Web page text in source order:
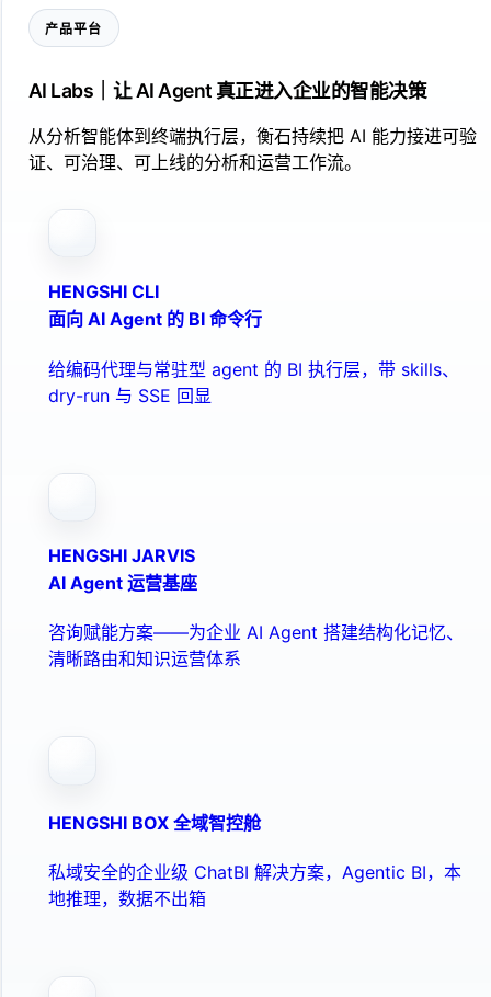
产品平台
AI Labs｜让 AI Agent 真正进入企业的智能决策
从分析智能体到终端执行层，衡石持续把 AI 能力接进可验
证、可治理、可上线的分析和运营工作流。
HENGSHI CLI
面向 AI Agent 的 BI 命令行
给编码代理与常驻型 agent 的 BI 执行层，带 skills、
dry-run 与 SSE 回显
HENGSHI JARVIS
AI Agent 运营基座
咨询赋能方案——为企业 AI Agent 搭建结构化记忆、
清晰路由和知识运营体系
HENGSHI BOX 全域智控舱
私域安全的企业级 ChatBI 解决方案，Agentic BI，本
地推理，数据不出箱